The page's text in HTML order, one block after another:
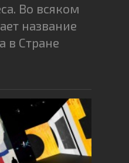
Во всяком
название
в Стране